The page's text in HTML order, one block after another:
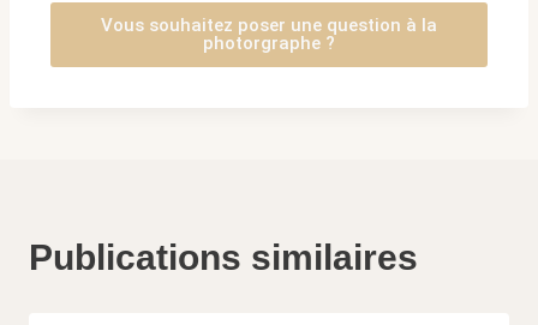
Vous souhaitez poser une question à la
photorgraphe ?
Publications similaires